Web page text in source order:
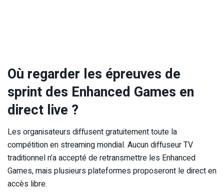
Où regarder les épreuves de
sprint des Enhanced Games en
direct live ?
Les organisateurs diffusent gratuitement toute la
compétition en streaming mondial. Aucun diffuseur TV
traditionnel n’a accepté de retransmettre les Enhanced
Games, mais plusieurs plateformes proposeront le direct en
accès libre.